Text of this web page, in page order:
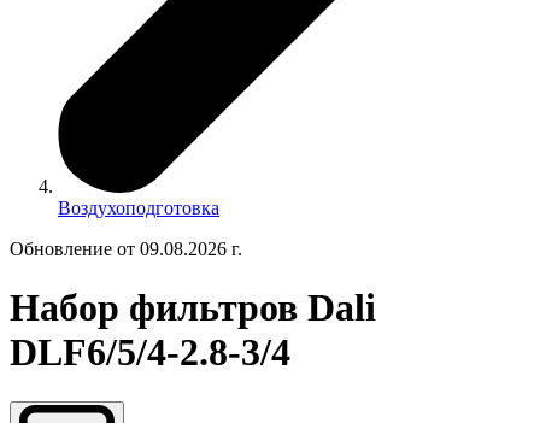
Воздухоподготовка
Обновление от 09.08.2026 г.
Набор фильтров Dali
DLF6/5/4-2.8-3/4